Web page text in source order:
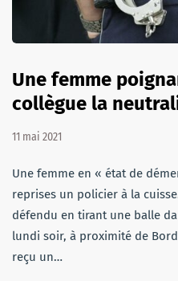
Une femme
collègue la
11 mai 2021
Une femme en « état de
reprises un policier à la
défendu en tirant une balle
lundi soir, à proximité de
reçu un…